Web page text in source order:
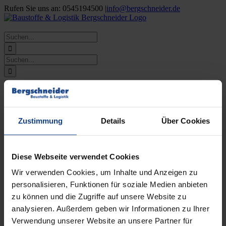
Zustimmung Details Über Cookies
Diese Webseite verwendet Cookies
Wir verwenden Cookies, um Inhalte und Anzeigen zu
personalisieren, Funktionen für soziale Medien anbieten
zu können und die Zugriffe auf unsere Website zu
analysieren. Außerdem geben wir Informationen zu Ihrer
Verwendung unserer Website an unsere Partner für
Zum
Inhalt
Rufen Sie uns an: 0545194500 |info@bergschneider.de
Suche
nach:
Suche
nach:
Startseite
Wir über uns
Über uns
Karriere
Ausbildung
Transport
Umschlag
Entsorgung
Standorte
Kontakt
Suche